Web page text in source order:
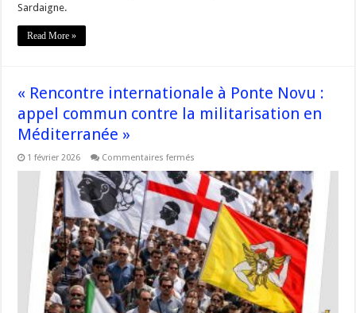
Sardaigne.
Read More »
« Rencontre internationale à Ponte Novu :
appel commun contre la militarisation en
Méditerranée »
1 février 2026 Commentaires fermés
internationale
à
Ponte
Novu
:
appel
commun
contre
la
militarisation
en
Méditerranée »